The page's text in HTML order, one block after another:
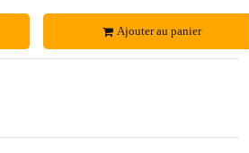
Ajouter au panier